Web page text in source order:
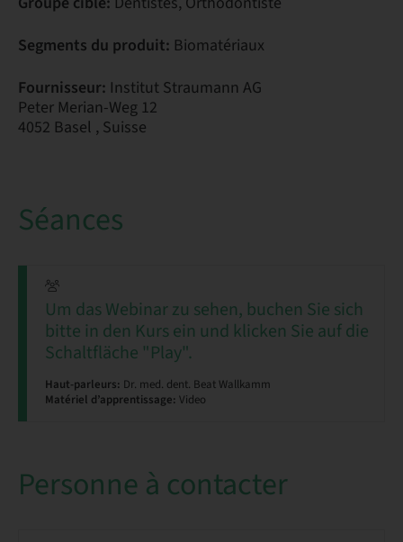
Segments du produit: Biomatériaux
Fournisseur: Institut Straumann AG
Peter Merian-Weg 12
4052 Basel , Suisse
Séances
Um das Webinar zu sehen, buchen Sie sich
bitte in den Kurs ein und klicken Sie auf die
Schaltfläche "Play".
Haut-parleurs: Dr. med. dent. Beat Wallkamm
Matériel d’apprentissage: Video
Personne à contacter